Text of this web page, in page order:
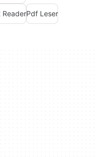
ReaderPdf Leser